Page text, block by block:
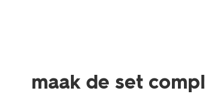
maak de set